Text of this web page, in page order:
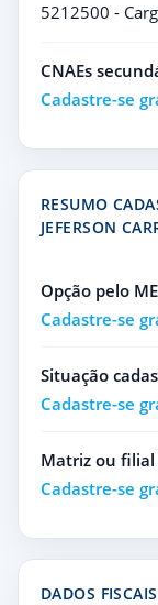
5212500 -
CNAEs
Cadastre-se
RESUMO
JEFERSON
Opção pelo
Cadastre-se
Situação
Cadastre-se
Matriz ou filial
Cadastre-se
DADOS